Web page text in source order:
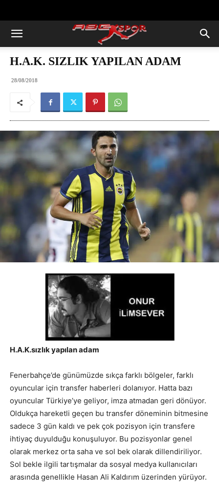
H.A.K. SIZLIK YAPILAN ADAM
28/08/2018
H.A.K.sızlık yapılan adam
Fenerbahçe’de günümüzde sıkça farklı bölgeler, farklı
oyuncular için transfer haberleri dolanıyor. Hatta bazı
oyuncular Türkiye’ye geliyor, imza atmadan geri dönüyor.
Oldukça hareketli geçen bu transfer döneminin bitmesine
sadece 3 gün kaldı ve pek çok pozisyon için transfere
ihtiyaç duyulduğu konuşuluyor. Bu pozisyonlar genel
olarak merkez orta saha ve sol bek olarak dillendiriliyor.
Sol bekle ilgili tartışmalar da sosyal medya kullanıcıları
arasında genellikle Hasan Ali Kaldırım üzerinden yürüyor.